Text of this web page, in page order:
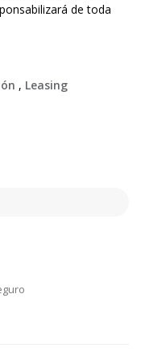
de toda
, Leasing